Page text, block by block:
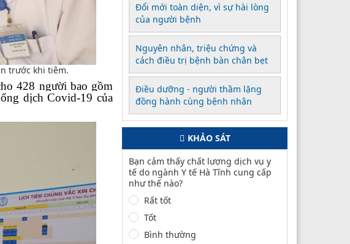
trước khi tiêm.
428 người bao gồm
dịch Covid-19 của
Đổi mới toàn diện, vì sự hài lòng
của người bệnh
Nguyên nhân, triệu chứng và
cách điều trị bệnh bàn chân bẹt
Điều dưỡng - người thầm lặng
đồng hành cùng bệnh nhân
KHẢO SÁT
Bạn cảm thấy chất lượng dịch vụ y
tế do ngành Y tế Hà Tĩnh cung cấp
như thế nào?
Rất tốt
Tốt
Bình thường